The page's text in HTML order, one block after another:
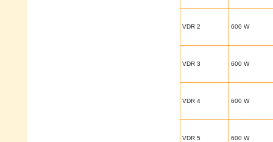
VDR 2 600 W
VDR 3 600 W
VDR 4 600 W
VDR 5 600 W